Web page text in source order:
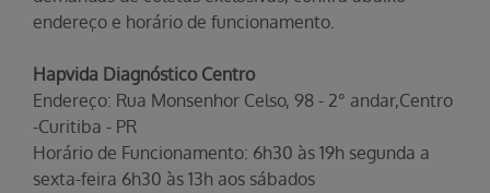
endereço e horário de funcionamento.
Hapvida Diagnóstico Centro
Endereço: Rua Monsenhor Celso, 98 - 2° andar,Centro
-Curitiba - PR
Horário de Funcionamento: 6h30 às 19h segunda a
sexta-feira 6h30 às 13h aos sábados